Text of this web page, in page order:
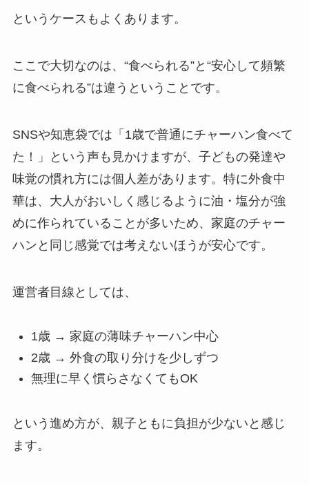
というケースもよくあります。
ここで大切なのは、“食べられる”と“安心して頻繁
に食べられる”は違うということです。
SNSや知恵袋では「1歳で普通にチャーハン食べて
た！」という声も見かけますが、子どもの発達や
味覚の慣れ方には個人差があります。特に外食中
華は、大人がおいしく感じるように油・塩分が強
めに作られていることが多いため、家庭のチャー
ハンと同じ感覚では考えないほうが安心です。
運営者目線としては、
1歳 → 家庭の薄味チャーハン中心
2歳 → 外食の取り分けを少しずつ
無理に早く慣らさなくてもOK
という進め方が、親子ともに負担が少ないと感じ
ます。